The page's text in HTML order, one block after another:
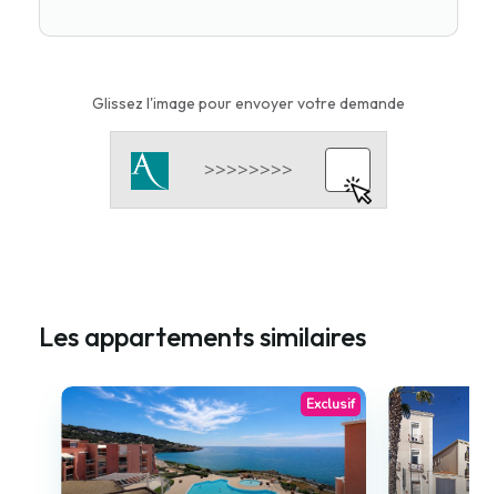
Glissez l'image pour envoyer votre demande
Les appartements similaires
Exclusif